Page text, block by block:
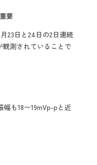
要
23日と24日の2日連続
測されていることで
幅も18〜19mVp-pと近